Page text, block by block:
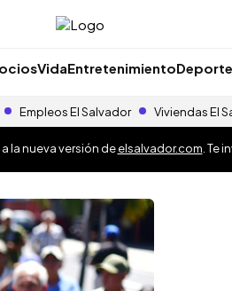
VidaEntretenimiento
Empleos El Salvador Viviendas El
la nueva versión deelsalvador.com . Te